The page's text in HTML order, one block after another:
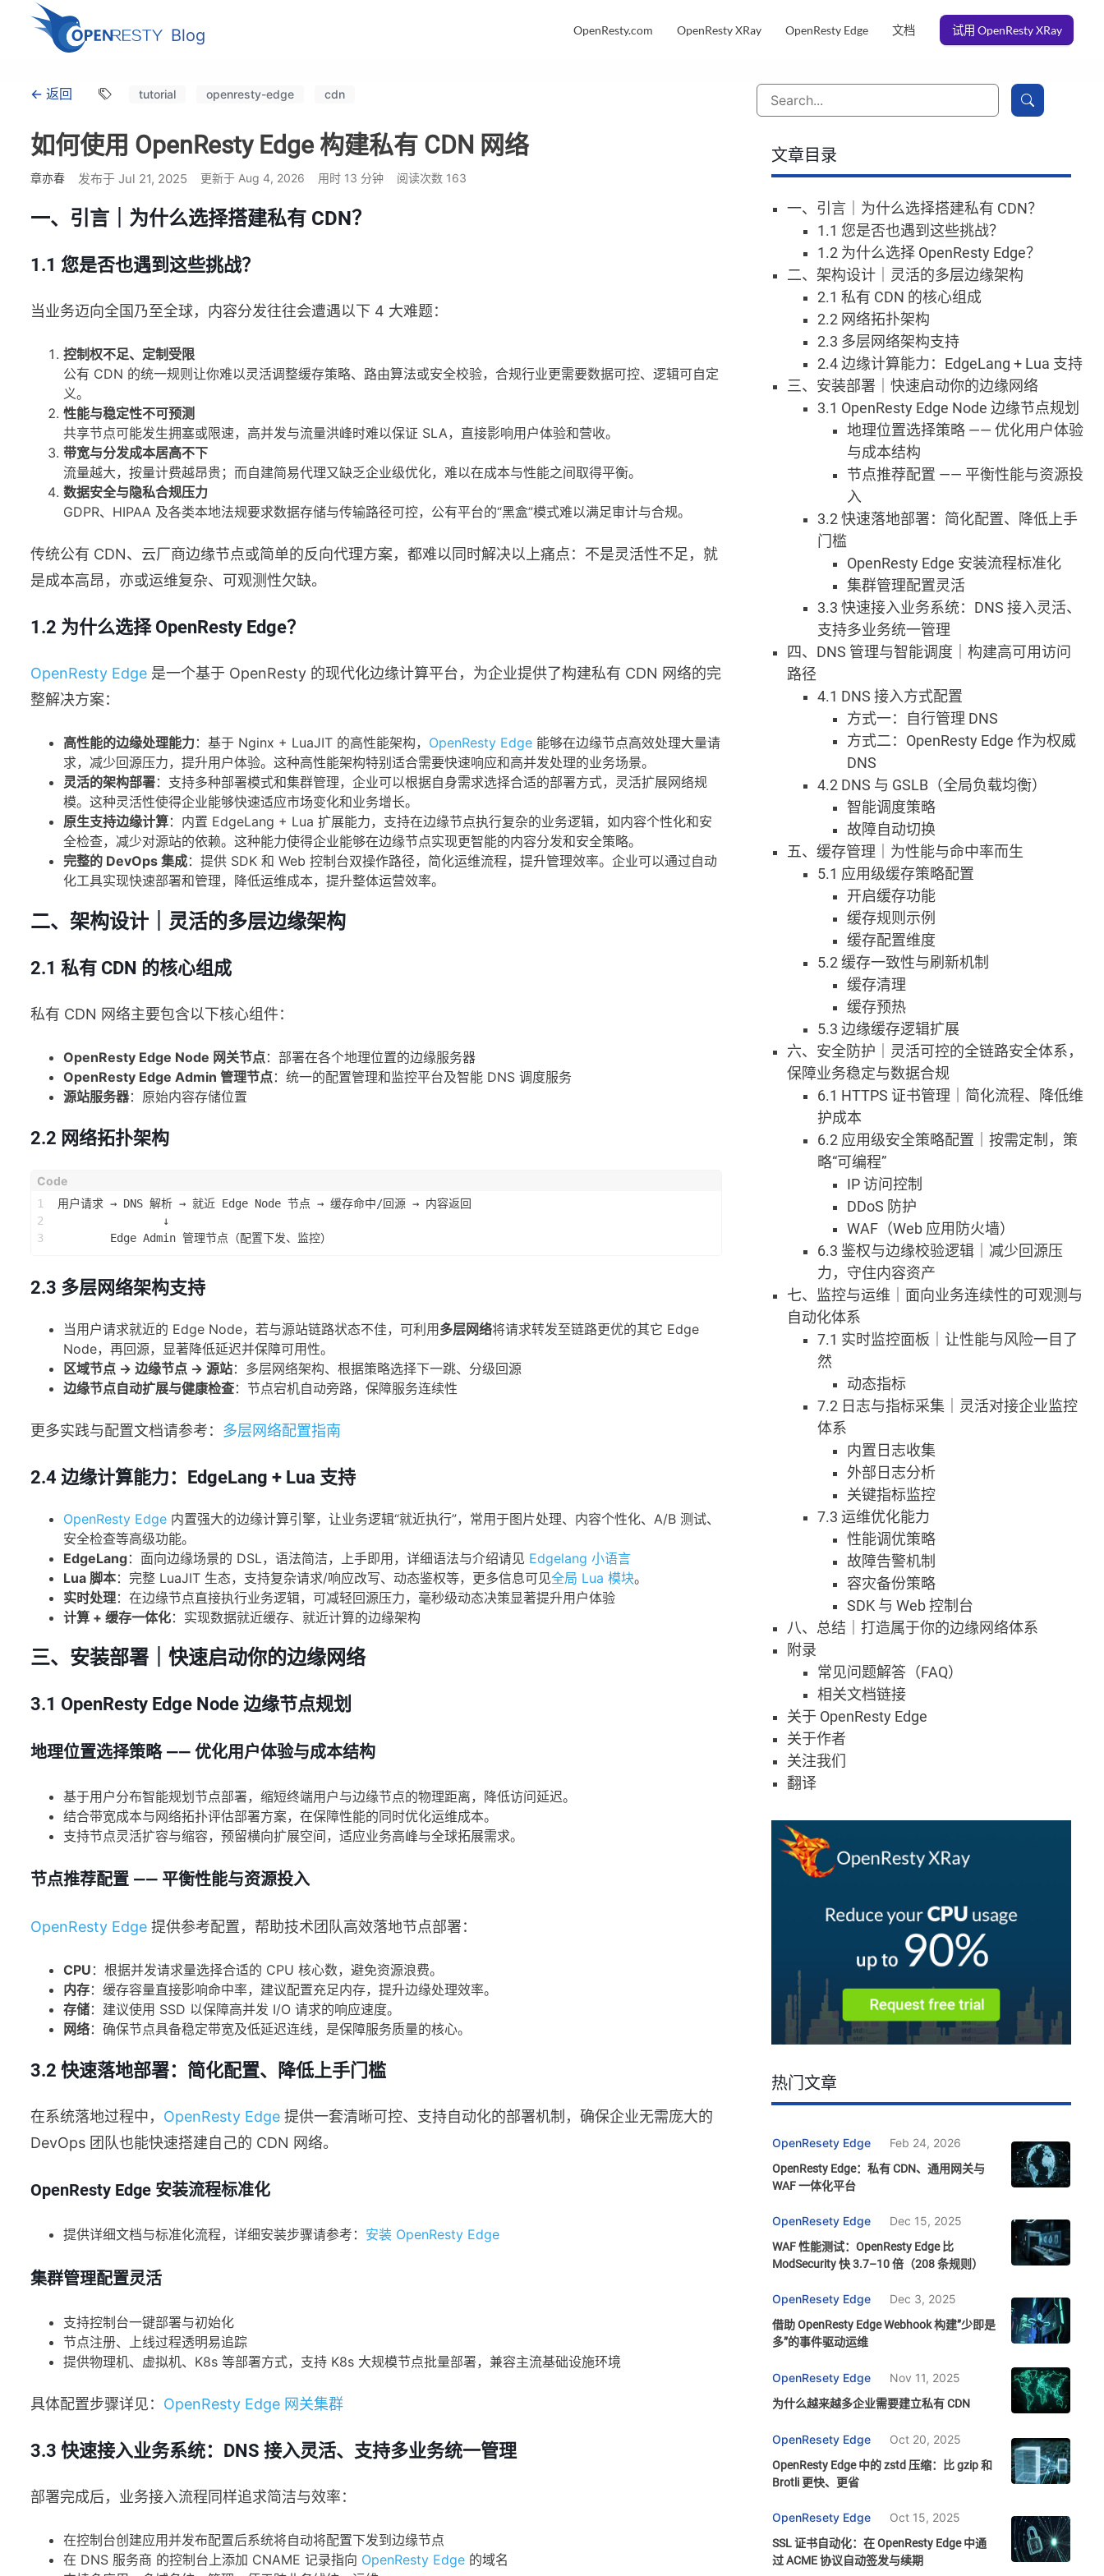
Blog OpenResty.com OpenResty XRay OpenResty Edge 文档 试用 OpenResty XRay
← 返回 tutorial openresty-edge cdn
如何使用 OpenResty Edge 构建私有 CDN 网络
章亦春 发布于 Jul 21, 2025 更新于 Aug 4, 2026 用时 13 分钟 阅读次数 163
一、引言｜为什么选择搭建私有 CDN？
1.1 您是否也遇到这些挑战？
当业务迈向全国乃至全球，内容分发往往会遭遇以下 4 大难题：
控制权不足、定制受限
公有 CDN 的统一规则让你难以灵活调整缓存策略、路由算法或安全校验，合规行业更需要数据可控、逻辑可自定
义。
性能与稳定性不可预测
共享节点可能发生拥塞或限速，高并发与流量洪峰时难以保证 SLA，直接影响用户体验和营收。
带宽与分发成本居高不下
流量越大，按量计费越昂贵；而自建简易代理又缺乏企业级优化，难以在成本与性能之间取得平衡。
数据安全与隐私合规压力
GDPR、HIPAA 及各类本地法规要求数据存储与传输路径可控，公有平台的“黑盒”模式难以满足审计与合规。
传统公有 CDN、云厂商边缘节点或简单的反向代理方案，都难以同时解决以上痛点：不是灵活性不足，就
是成本高昂，亦或运维复杂、可观测性欠缺。
1.2 为什么选择 OpenResty Edge？
OpenResty Edge 是一个基于 OpenResty 的现代化边缘计算平台，为企业提供了构建私有 CDN 网络的完
整解决方案：
高性能的边缘处理能力：基于 Nginx + LuaJIT 的高性能架构， OpenResty Edge 能够在边缘节点高效处理大量请
求，减少回源压力，提升用户体验。这种高性能架构特别适合需要快速响应和高并发处理的业务场景。
灵活的架构部署：支持多种部署模式和集群管理，企业可以根据自身需求选择合适的部署方式，灵活扩展网络规
模。这种灵活性使得企业能够快速适应市场变化和业务增长。
原生支持边缘计算：内置 EdgeLang + Lua 扩展能力，支持在边缘节点执行复杂的业务逻辑，如内容个性化和安
全检查，减少对源站的依赖。这种能力使得企业能够在边缘节点实现更智能的内容分发和安全策略。
完整的 DevOps 集成：提供 SDK 和 Web 控制台双操作路径，简化运维流程，提升管理效率。企业可以通过自动
化工具实现快速部署和管理，降低运维成本，提升整体运营效率。
二、架构设计｜灵活的多层边缘架构
2.1 私有 CDN 的核心组成
私有 CDN 网络主要包含以下核心组件：
OpenResty Edge Node 网关节点：部署在各个地理位置的边缘服务器
OpenResty Edge Admin 管理节点：统一的配置管理和监控平台及智能 DNS 调度服务
源站服务器：原始内容存储位置
2.2 网络拓扑架构
1
2
3
用户请求 → DNS 解析 → 就近 Edge Node 节点 → 缓存命中/回源 → 内容返回
                ↓
        Edge Admin 管理节点（配置下发、监控）
2.3 多层网络架构支持
当用户请求就近的 Edge Node，若与源站链路状态不佳，可利用多层网络将请求转发至链路更优的其它 Edge
Node，再回源，显著降低延迟并保障可用性。
区域节点 → 边缘节点 -> 源站：多层网络架构、根据策略选择下一跳、分级回源
边缘节点自动扩展与健康检查：节点宕机自动旁路，保障服务连续性
更多实践与配置文档请参考： 多层网络配置指南
2.4 边缘计算能力：EdgeLang + Lua 支持
OpenResty Edge 内置强大的边缘计算引擎，让业务逻辑“就近执行”，常用于图片处理、内容个性化、A/B 测试、
安全检查等高级功能。
EdgeLang：面向边缘场景的 DSL，语法简洁，上手即用，详细语法与介绍请见 Edgelang 小语言
Lua 脚本：完整 LuaJIT 生态，支持复杂请求/响应改写、动态鉴权等，更多信息可见全局 Lua 模块。
实时处理：在边缘节点直接执行业务逻辑，可减轻回源压力，毫秒级动态决策显著提升用户体验
计算 + 缓存一体化：实现数据就近缓存、就近计算的边缘架构
三、安装部署｜快速启动你的边缘网络
3.1 OpenResty Edge Node 边缘节点规划
地理位置选择策略 —— 优化用户体验与成本结构
基于用户分布智能规划节点部署，缩短终端用户与边缘节点的物理距离，降低访问延迟。
结合带宽成本与网络拓扑评估部署方案，在保障性能的同时优化运维成本。
支持节点灵活扩容与缩容，预留横向扩展空间，适应业务高峰与全球拓展需求。
节点推荐配置 —— 平衡性能与资源投入
OpenResty Edge 提供参考配置，帮助技术团队高效落地节点部署：
CPU ：根据并发请求量选择合适的 CPU 核心数，避免资源浪费。
内存：缓存容量直接影响命中率，建议配置充足内存，提升边缘处理效率。
存储：建议使用 SSD 以保障高并发 I/O 请求的响应速度。
网络：确保节点具备稳定带宽及低延迟连线，是保障服务质量的核心。
3.2 快速落地部署：简化配置、降低上手门槛
在系统落地过程中， OpenResty Edge 提供一套清晰可控、支持自动化的部署机制，确保企业无需庞大的
DevOps 团队也能快速搭建自己的 CDN 网络。
OpenResty Edge 安装流程标准化
提供详细文档与标准化流程，详细安装步骤请参考： 安装 OpenResty Edge
集群管理配置灵活
支持控制台一键部署与初始化
节点注册、上线过程透明易追踪
提供物理机、虚拟机、K8s 等部署方式，支持 K8s 大规模节点批量部署，兼容主流基础设施环境
具体配置步骤详见： OpenResty Edge 网关集群
3.3 快速接入业务系统：DNS 接入灵活、支持多业务统一管理
部署完成后，业务接入流程同样追求简洁与效率：
在控制台创建应用并发布配置后系统将自动将配置下发到边缘节点
在 DNS 服务商 的控制台上添加 CNAME 记录指向 OpenResty Edge 的域名
文章目录
一、引言｜为什么选择搭建私有 CDN？
1.1 您是否也遇到这些挑战？
1.2 为什么选择 OpenResty Edge？
二、架构设计｜灵活的多层边缘架构
2.1 私有 CDN 的核心组成
2.2 网络拓扑架构
2.3 多层网络架构支持
2.4 边缘计算能力：EdgeLang + Lua 支持
三、安装部署｜快速启动你的边缘网络
3.1 OpenResty Edge Node 边缘节点规划
地理位置选择策略 —— 优化用户体验
与成本结构
节点推荐配置 —— 平衡性能与资源投
入
3.2 快速落地部署：简化配置、降低上手
门槛
OpenResty Edge 安装流程标准化
集群管理配置灵活
3.3 快速接入业务系统：DNS 接入灵活、
支持多业务统一管理
四、DNS 管理与智能调度｜构建高可用访问
路径
4.1 DNS 接入方式配置
方式一：自行管理 DNS
方式二：OpenResty Edge 作为权威
DNS
4.2 DNS 与 GSLB（全局负载均衡）
智能调度策略
故障自动切换
五、缓存管理｜为性能与命中率而生
5.1 应用级缓存策略配置
开启缓存功能
缓存规则示例
缓存配置维度
5.2 缓存一致性与刷新机制
缓存清理
缓存预热
5.3 边缘缓存逻辑扩展
六、安全防护｜灵活可控的全链路安全体系，
保障业务稳定与数据合规
6.1 HTTPS 证书管理｜简化流程、降低维
护成本
6.2 应用级安全策略配置｜按需定制，策
略“可编程”
IP 访问控制
DDoS 防护
WAF（Web 应用防火墙）
6.3 鉴权与边缘校验逻辑｜减少回源压
力，守住内容资产
七、监控与运维｜面向业务连续性的可观测与
自动化体系
7.1 实时监控面板｜让性能与风险一目了
然
动态指标
7.2 日志与指标采集｜灵活对接企业监控
体系
内置日志收集
外部日志分析
关键指标监控
7.3 运维优化能力
性能调优策略
故障告警机制
容灾备份策略
SDK 与 Web 控制台
八、总结｜打造属于你的边缘网络体系
附录
常见问题解答（FAQ）
相关文档链接
关于 OpenResty Edge
关于作者
关注我们
翻译
热门文章
OpenResety Edge Feb 24, 2026
OpenResty Edge：私有 CDN、通用网关与
WAF 一体化平台
OpenResety Edge Dec 15, 2025
WAF 性能测试：OpenResty Edge 比
ModSecurity 快 3.7–10 倍（208 条规则）
OpenResety Edge Dec 3, 2025
借助 OpenResty Edge Webhook 构建”少即是
多”的事件驱动运维
OpenResety Edge Nov 11, 2025
为什么越来越多企业需要建立私有 CDN
OpenResety Edge Oct 20, 2025
OpenResty Edge 中的 zstd 压缩：比 gzip 和
Brotli 更快、更省
OpenResety Edge Oct 15, 2025
SSL 证书自动化：在 OpenResty Edge 中通
过 ACME 协议自动签发与续期